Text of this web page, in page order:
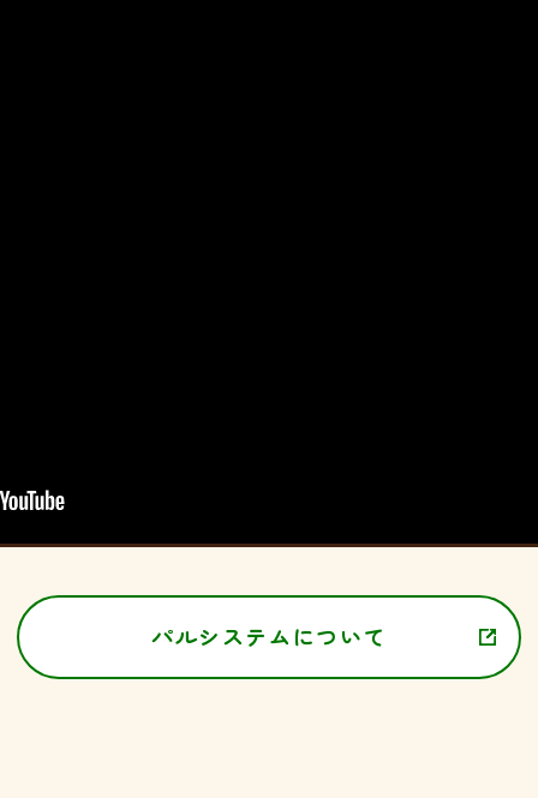
パルシステムについて